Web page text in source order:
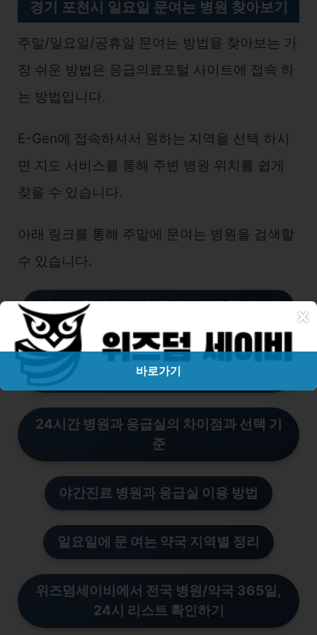
경기 포천시 일요일 문여는 병원 찾아보기
주말/일요일/공휴일 문여는 방법을 찾아보는 가
장 쉬운 방법은 응급의료포털 사이트에 접속 하
는 방법입니다.
E-Gen에 접속하셔서 원하는 지역을 선택 하시
면 지도 서비스를 통해 주변 병원 위치를 쉽게
찾을 수 있습니다.
아래 링크를 통해 주말에 문여는 병원을 검색할
수 있습니다.
경기 포천시 일요일 문여는 병원찾아보기
서울 수도권 24시간 병원 리스트 (응급실
포함)
24시간 병원과 응급실의 차이점과 선택 기
준
야간진료 병원과 응급실 이용 방법
일요일에 문 여는 약국 지역별 정리
위즈덤세이비에서 전국 병원/약국 365일,
24시 리스트 확인하기
×
바로가기